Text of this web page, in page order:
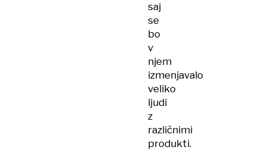
saj
se
bo
v
njem
izmenjavalo
veliko
ljudi
z
različnimi
produkti.